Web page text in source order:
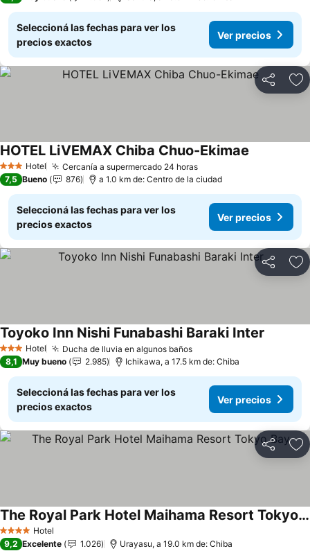
Seleccioná las fechas para ver los
precios exactos
Ver precios
Compartir
3 Estrellas
Hotel Cercanía a supermercado 24 horas
HOTEL LiVEMAX Chiba Chuo-Ekimae
7,5 Bueno 876 a 1.0 km de: Centro de la ciudad
Seleccioná las fechas para ver los
precios exactos
Ver precios
Compartir
3 Estrellas
Hotel Ducha de lluvia en algunos baños
Toyoko Inn Nishi Funabashi Baraki Inter
8,1 Muy bueno 2.985 Ichikawa, a 17.5 km de: Chiba
Seleccioná las fechas para ver los
precios exactos
Ver precios
Compartir
4 EstrellasHotel
The Royal Park Hotel Maihama Resort Tokyo Bay
9,2 Excelente 1.026 Urayasu, a 19.0 km de: Chiba